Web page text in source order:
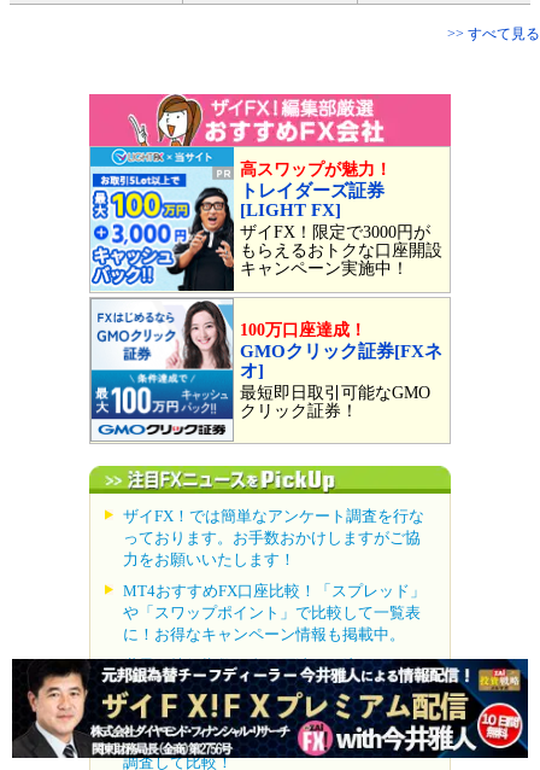
>> すべて見る
高スワップが魅力！
トレイダーズ証券
[LIGHT FX]
ザイFX！限定で3000円が
もらえるおトクな口座開設
キャンペーン実施中！
100万口座達成！
GMOクリック証券[FXネ
オ]
最短即日取引可能なGMO
クリック証券！
ザイFX！では簡単なアンケート調査を行な
っております。お手数おかけしますがご協
力をお願いいたします！
MT4おすすめFX口座比較！「スプレッド」
や「スワップポイント」で比較して一覧表
に！お得なキャンペーン情報も掲載中。
世界の株価指数や金、原油など注目のコモ
ディティを取引できるCFD口座を徹底比較！
高金利で人気のトルコリラ。 約30のFX口座
の「トルコリラ/円」のスワップポイントを
調査して比較！